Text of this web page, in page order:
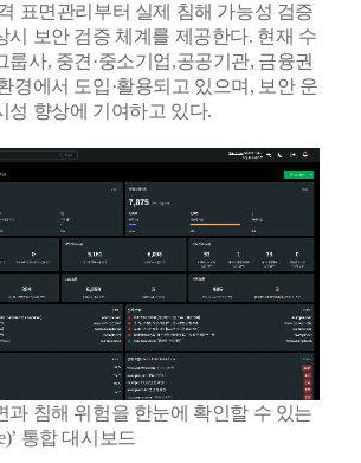
격 표면관리부터 실제 침해 가능성 검증
시 보안 검증 체계를 제공한다. 현재 수
룹사, 중견·중소기업,공공기관, 금융권
경에서 도입·활용되고 있으며, 보안 운
성 향상에 기여하고 있다.
과 침해 위험을 한눈에 확인할 수 있는
통합 대시보드